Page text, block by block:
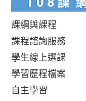
課綱與課程
課程諮詢服務
學生線上選課
學習歷程檔案
自主學習